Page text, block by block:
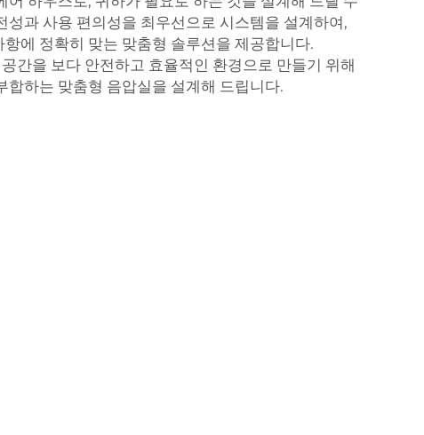
성과 사용 편의성을 최우선으로 시스템을 설계하여,
에 정확히 맞는 맞춤형 솔루션을 제공합니다.
간을 보다 안전하고 효율적인 환경으로 만들기 위해
합하는 맞춤형 음압실을 설계해 드립니다.